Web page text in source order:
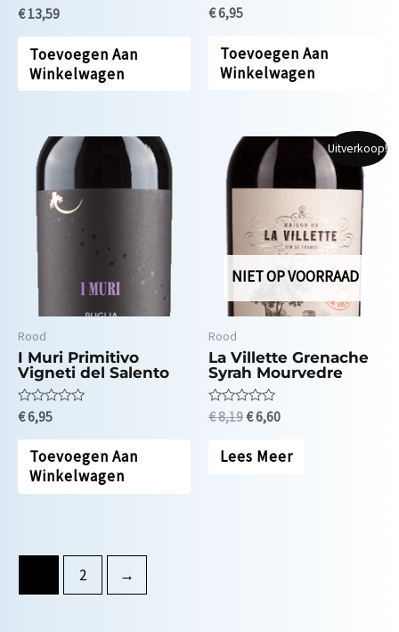
Waardering
uit
€13,59
Toevoegen Aan
Winkelwagen
Waardering
€6,95
Toevoegen Aan
Winkelwagen
Rood
I Muri Primitivo
Vigneti del Salento
Waardering
0
uit
€6,95
Toevoegen Aan
Winkelwagen
Uitverkoop!
NIET OP VOORRAAD
Rood
La Villette Grenache
Syrah Mourvedre
Waardering
0
€8,19€6,60
Lees Meer
2 →